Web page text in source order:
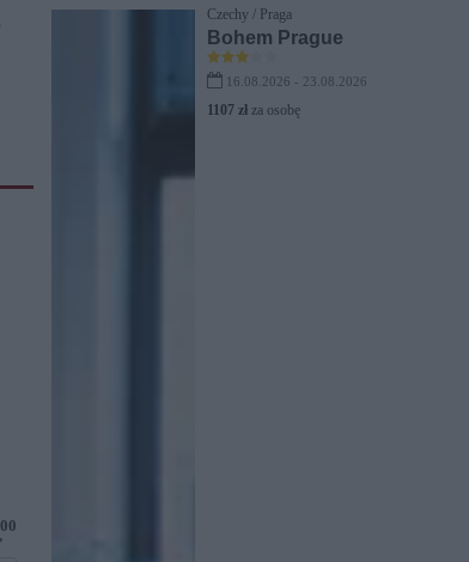
,
00
Czechy / Praga
Bohem Prague
16.08.2026 - 23.08.2026
1107 zł za osobę